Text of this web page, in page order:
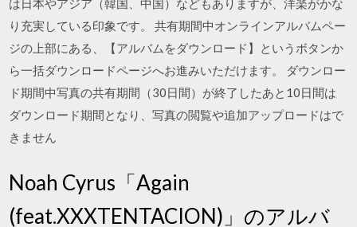
り充実している印象です。 共有期間中オンラインアルバムペー
ジの上部にある、【アルバムをダウンロード】というボタンか
ら一括ダウンロードページへお進みいただけます。 ダウンロー
ド期間中写真の共有期間（30日間）が終了したあと10日間は
ダウンロード期間となり、写真の閲覧や追加アップロードはで
きません
Noah Cyrus「Again
(feat.XXXTENTACION)」のアルバ